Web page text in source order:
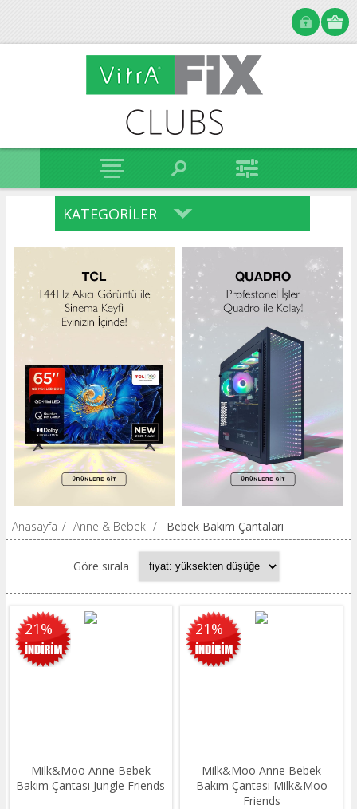
KATEGORILER
Anasayfa / Anne & Bebek / Bebek Bakım Çantaları
Göre sırala
21%
Milk&Moo Anne Bebek
Bakım Çantası Jungle Friends
21%
Milk&Moo Anne Bebek
Bakım Çantası Milk&Moo
Friends